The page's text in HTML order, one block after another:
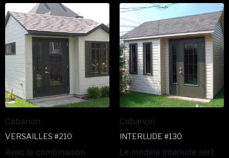
Cabanon
VERSAILLES #210
Avec la combinaison
Cabanon
INTERLUDE #130
Le modèle Interlude sert